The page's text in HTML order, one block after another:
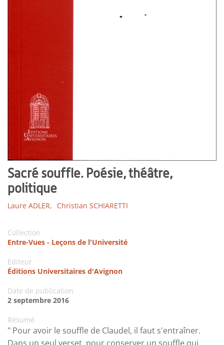
Sacré souffle. Poésie, théâtre,
politique
Laure ADLER, Christian SCHIARETTI
Collection
Entre-Vues - Leçons de l'Université
Editeur
Éditions Universitaires d'Avignon
Date de publication
2 septembre 2016
Résumé
" Pour avoir le souffle de Claudel, il faut s'entraîner.